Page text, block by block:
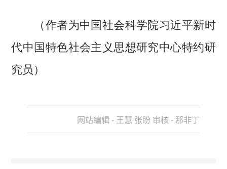
（作者为中国社会科学院习近平新时
代中国特色社会主义思想研究中心特约研
究员）
网站编辑 - 王慧 张盼 审核 - 那非丁